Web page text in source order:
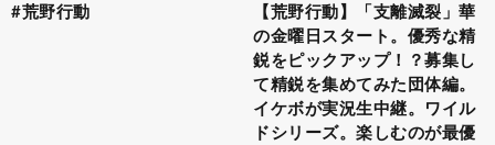
#荒野行動
【荒野行動】「支離滅裂」華
の金曜日スタート。優秀な精
鋭をピックアップ！？募集し
て精鋭を集めてみた団体編。
イケボが実況生中継。ワイル
ドシリーズ。楽しむのが最優